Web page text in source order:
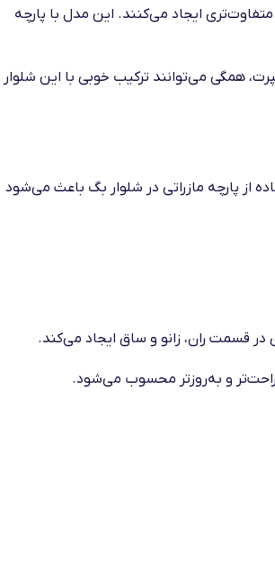
ایجاد می‌کنند. این مدل با پارچه
همگی می‌توانند ترکیب خوبی با این شلوار
از پارچه مازراتی در شلوار بگ باعث می‌شود
در قسمت ران، زانو و ساق ایجاد می‌کند.
راحت‌تر و به‌روزتر محسوب می‌شود.